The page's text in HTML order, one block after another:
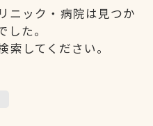
ニック・病院は見つか
した。
索してください。